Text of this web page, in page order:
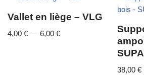
Vallet en liège – VLG
4,00 € – 6,00 €
38,00€